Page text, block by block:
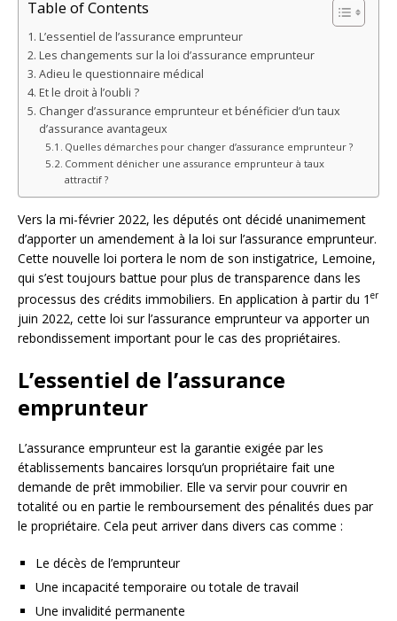
Table of Contents
L’essentiel de l’assurance emprunteur
Les changements sur la loi d’assurance emprunteur
Adieu le questionnaire médical
Et le droit à l’oubli ?
Changer d’assurance emprunteur et bénéficier d’un taux
d’assurance avantageux
Quelles démarches pour changer d’assurance emprunteur ?
Comment dénicher une assurance emprunteur à taux
attractif ?
Vers la mi-février 2022, les députés ont décidé unanimement
d’apporter un amendement à la loi sur l’assurance emprunteur.
Cette nouvelle loi portera le nom de son instigatrice, Lemoine,
qui s’est toujours battue pour plus de transparence dans les
processus des crédits immobiliers. En application à partir du 1 er
juin 2022, cette loi sur l’assurance emprunteur va apporter un
rebondissement important pour le cas des propriétaires.
L’essentiel de l’assurance
emprunteur
L’assurance emprunteur est la garantie exigée par les
établissements bancaires lorsqu’un propriétaire fait une
demande de prêt immobilier. Elle va servir pour couvrir en
totalité ou en partie le remboursement des pénalités dues par
le propriétaire. Cela peut arriver dans divers cas comme :
Le décès de l’emprunteur
Une incapacité temporaire ou totale de travail
Une invalidité permanente